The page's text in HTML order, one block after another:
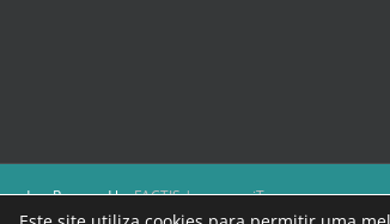
Powered byFACTIS | we care iT
direito de não publicar conteúdos que violem as leis